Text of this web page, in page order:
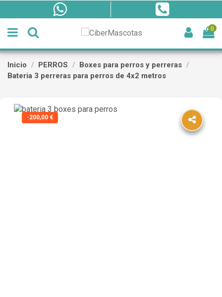
0
Inicio PERROS
Boxes para perros y perreras
Bateria 3 perreras para perros de 4x2 metros
-200,00 €